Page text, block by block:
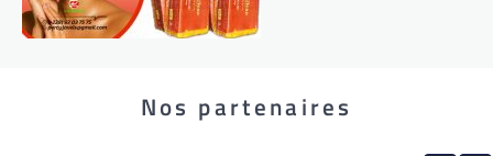
Nos partenaires